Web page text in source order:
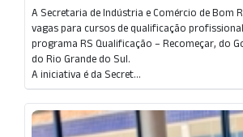
A Secretaria de Indústria e Comércio de Bom
vagas para cursos de qualificação
programa RS Qualificação – Recomeçar, do
do Rio Grande do Sul.
A iniciativa é da Secret...